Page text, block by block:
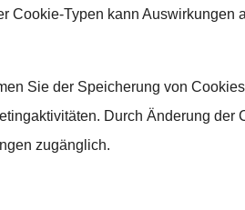
Typen kann
Sie der Speicherung von
Durch Änderung
zugänglich.